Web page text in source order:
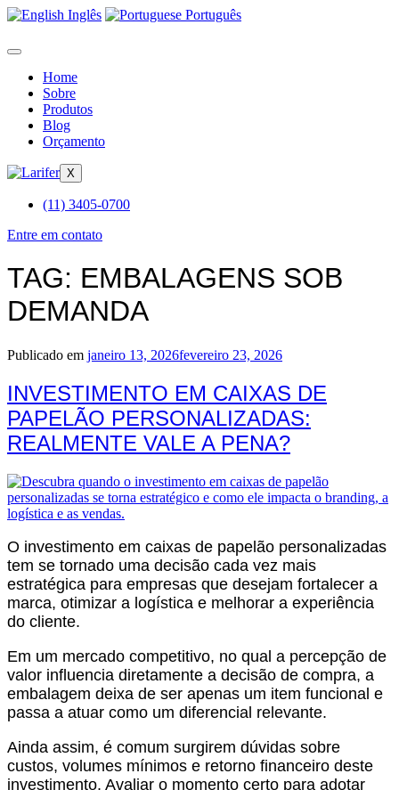
Inglês Português
Home
Sobre
Produtos
Blog
Orçamento
X
(11) 3405-0700
Entre em contato
TAG: EMBALAGENS SOB
DEMANDA
Publicado em janeiro 13, 2026fevereiro 23, 2026
INVESTIMENTO EM CAIXAS DE
PAPELÃO PERSONALIZADAS:
REALMENTE VALE A PENA?
O investimento em caixas de papelão personalizadas
tem se tornado uma decisão cada vez mais
estratégica para empresas que desejam fortalecer a
marca, otimizar a logística e melhorar a experiência
do cliente.
Em um mercado competitivo, no qual a percepção de
valor influencia diretamente a decisão de compra, a
embalagem deixa de ser apenas um item funcional e
passa a atuar como um diferencial relevante.
Ainda assim, é comum surgirem dúvidas sobre
custos, volumes mínimos e retorno financeiro deste
investimento. Avaliar o momento certo para adotar